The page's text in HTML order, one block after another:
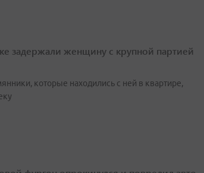
задержали женщину с крупной партией
которые находились с ней в квартире,